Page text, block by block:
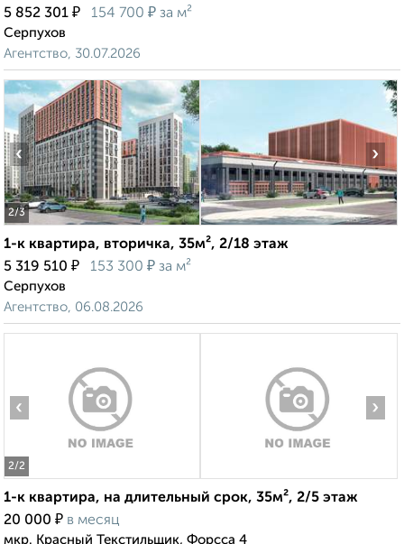
5 852 301 ₽ 154 700 ₽ за м²
Серпухов
Агентство, 30.07.2026
2/3
‹ ›
1-к квартира, вторичка, 35м², 2/18 этаж
5 319 510 ₽ 153 300 ₽ за м²
Серпухов
Агентство, 06.08.2026
2/2
‹ ›
1-к квартира, на длительный срок, 35м², 2/5 этаж
20 000 ₽ в месяц
мкр. Красный Текстильщик, Форсса 4